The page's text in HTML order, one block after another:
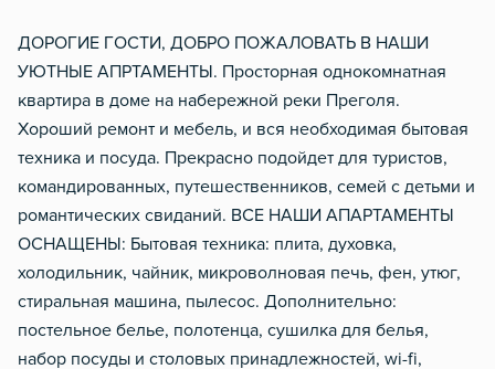
ДОРОГИЕ ГОСТИ, ДОБРО ПОЖАЛОВАТЬ В НАШИ
УЮТНЫЕ АПРТАМЕНТЫ. Просторная однокомнатная
квартира в доме на набережной реки Преголя.
Хороший ремонт и мебель, и вся необходимая бытовая
техника и посуда. Прекрасно подойдет для туристов,
командированных, путешественников, семей с детьми и
романтических свиданий. ВСЕ НАШИ АПАРТАМЕНТЫ
ОСНАЩЕНЫ: Бытовая техника: плита, духовка,
холодильник, чайник, микроволновая печь, фен, утюг,
стиральная машина, пылесос. Дополнительно:
постельное белье, полотенца, сушилка для белья,
набор посуды и столовых принадлежностей, wi-fi,